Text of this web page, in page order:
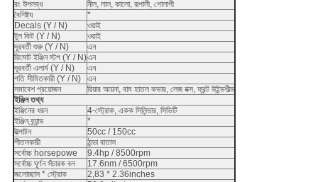
রং উপলব্ধ
নীল, লাল, কালো, রূপালী, গোলাপী
বৈশিষ্ট্য
*
Decals (Y / N)
ওয়াই
টুল কিট (Y / N)
ওয়াই
দূরবর্তী শুরু (Y / N)
এন
রিমোট ইঞ্জিন স্টপ (Y / N)এন
দূরবর্তী এলার্ম (Y / N)
এন
গতি সীমিতকারী (Y / N)
এন
সমাবেশ প্রয়োজন
রিয়ার আয়না, বাম হাতল কভার, লেজ বক্স, ফ্রন্ট উইন্ডশীল্ড
ইঞ্জিন তথ্য
ইঞ্জিনের ধরন
4-স্ট্রোক, একক সিলিন্ডার, সিভিটি
ইঞ্জিন ব্র্যান্ড
*
উত্পাটন
50cc / 150cc
শীতলকারী
ঠান্ডা বাতাস
সর্বোচ্চ horsepowe
9.4hp / 8500rpm
সর্বোচ্চ ঘূর্ণন সঁচারক বল
17.6nm / 6500rpm
জলোচ্ছাস * স্ট্রোক
2,83 * 2.36inches